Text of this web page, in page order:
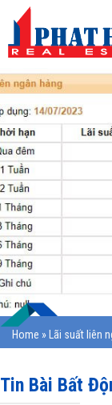
Home » Lãi suất liên
Tin Bài Bất